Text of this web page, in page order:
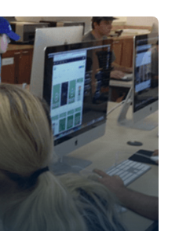
מסביר כיצד לתמחר אותן, לנהל
8
744